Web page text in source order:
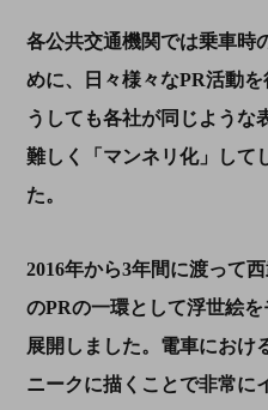
各公共交通機関では乗車時
めに、日々様々なPR活動を
うしても各社が同じような
難しく「マンネリ化」して
た。
2016年から3年間に渡って
のPRの一環として浮世絵
展開しました。電車におけ
ニークに描くことで非常に